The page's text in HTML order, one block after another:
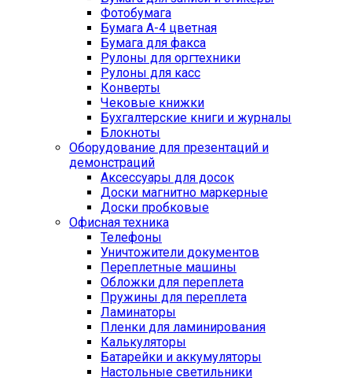
Фотобумага
Бумага А-4 цветная
Бумага для факса
Рулоны для оргтехники
Рулоны для касс
Конверты
Чековые книжки
Бухгалтерские книги и журналы
Блокноты
Оборудование для презентаций и
демонстраций
Аксессуары для досок
Доски магнитно маркерные
Доски пробковые
Офисная техника
Телефоны
Уничтожители документов
Переплетные машины
Обложки для переплета
Пружины для переплета
Ламинаторы
Пленки для ламинирования
Калькуляторы
Батарейки и аккумуляторы
Настольные светильники